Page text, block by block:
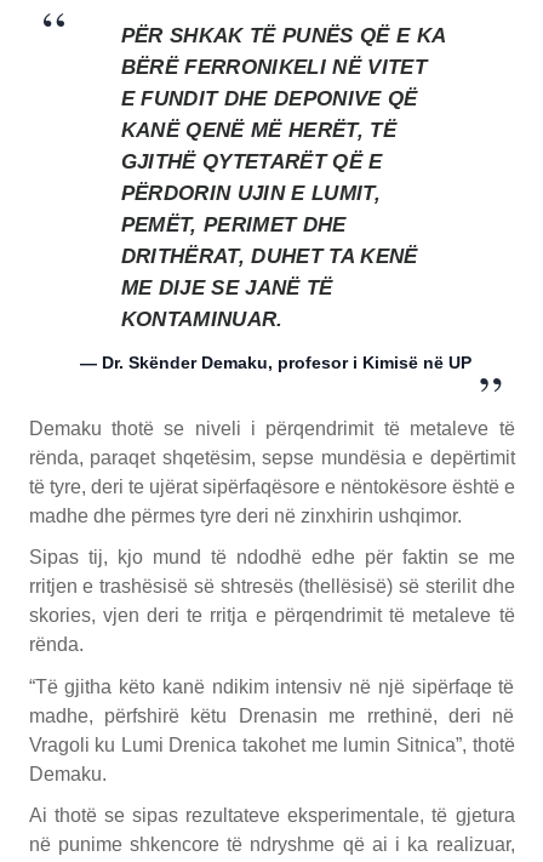
PËR SHKAK TË PUNËS QË E KA
BËRË FERRONIKELI NË VITET
E FUNDIT DHE DEPONIVE QË
KANË QENË MË HERËT, TË
GJITHË QYTETARËT QË E
PËRDORIN UJIN E LUMIT,
PEMËT, PERIMET DHE
DRITHËRAT, DUHET TA KENË
ME DIJE SE JANË TË
KONTAMINUAR.
— Dr. Skënder Demaku, profesor i Kimisë në UP
Demaku thotë se niveli i përqendrimit të metaleve të
rënda, paraqet shqetësim, sepse mundësia e depërtimit
të tyre, deri te ujërat sipërfaqësore e nëntokësore është e
madhe dhe përmes tyre deri në zinxhirin ushqimor.
Sipas tij, kjo mund të ndodhë edhe për faktin se me
rritjen e trashësisë së shtresës (thellësisë) së sterilit dhe
skories, vjen deri te rritja e përqendrimit të metaleve të
rënda.
“Të gjitha këto kanë ndikim intensiv në një sipërfaqe të
madhe, përfshirë këtu Drenasin me rrethinë, deri në
Vragoli ku Lumi Drenica takohet me lumin Sitnica”, thotë
Demaku.
Ai thotë se sipas rezultateve eksperimentale, të gjetura
në punime shkencore të ndryshme që ai i ka realizuar,